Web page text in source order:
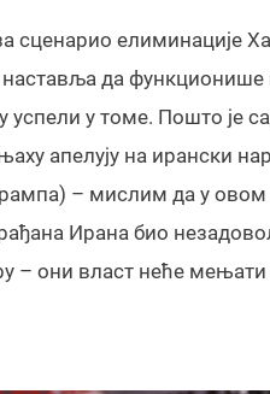
сценарио елиминације
да функционише
успели у томе. Пошто је
апелују на ирански
– мислим да у овом
Ирана био
– они власт неће